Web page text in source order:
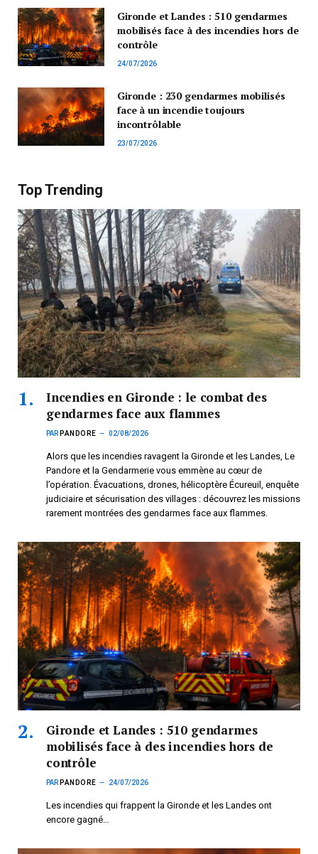
Gironde et Landes : 510 gendarmes
mobilisés face à des incendies hors de
contrôle
24/07/2026
Gironde : 230 gendarmes mobilisés
face à un incendie toujours
incontrôlable
23/07/2026
Top Trending
Incendies en Gironde : le combat des
gendarmes face aux flammes
PAR PANDORE 02/08/2026
Alors que les incendies ravagent la Gironde et les Landes, Le
Pandore et la Gendarmerie vous emmène au cœur de
l’opération. Évacuations, drones, hélicoptère Écureuil, enquête
judiciaire et sécurisation des villages : découvrez les missions
rarement montrées des gendarmes face aux flammes.
Gironde et Landes : 510 gendarmes
mobilisés face à des incendies hors de
contrôle
PAR PANDORE 24/07/2026
Les incendies qui frappent la Gironde et les Landes ont
encore gagné…